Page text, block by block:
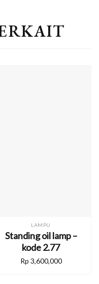
LAMPU
Standing oil lamp –
kode 2.77
Rp 3,600,000